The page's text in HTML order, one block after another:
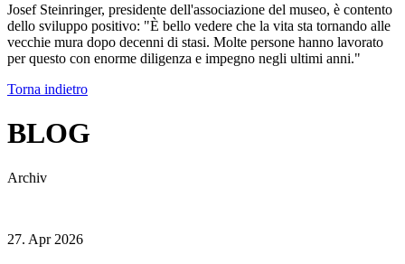
Josef Steinringer, presidente dell'associazione del museo, è contento
dello sviluppo positivo: "È bello vedere che la vita sta tornando alle
vecchie mura dopo decenni di stasi. Molte persone hanno lavorato
per questo con enorme diligenza e impegno negli ultimi anni."
Torna indietro
BLOG
Archiv
27. Apr 2026